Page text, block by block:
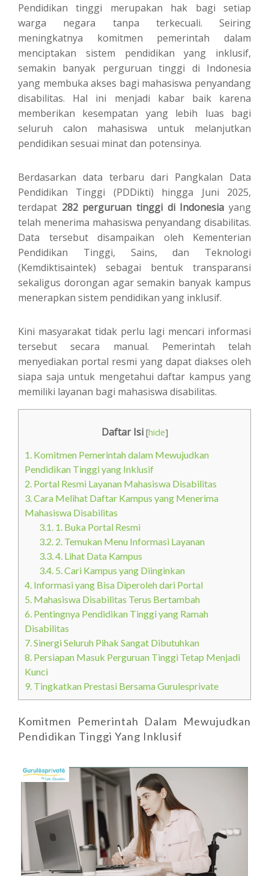
Pendidikan tinggi merupakan hak bagi setiap
warga negara tanpa terkecuali. Seiring
meningkatnya komitmen pemerintah dalam
menciptakan sistem pendidikan yang inklusif,
semakin banyak perguruan tinggi di Indonesia
yang membuka akses bagi mahasiswa penyandang
disabilitas. Hal ini menjadi kabar baik karena
memberikan kesempatan yang lebih luas bagi
seluruh calon mahasiswa untuk melanjutkan
pendidikan sesuai minat dan potensinya.
Berdasarkan data terbaru dari Pangkalan Data
Pendidikan Tinggi (PDDikti) hingga Juni 2025,
terdapat 282 perguruan tinggi di Indonesia yang
telah menerima mahasiswa penyandang disabilitas.
Data tersebut disampaikan oleh Kementerian
Pendidikan Tinggi, Sains, dan Teknologi
(Kemdiktisaintek) sebagai bentuk transparansi
sekaligus dorongan agar semakin banyak kampus
menerapkan sistem pendidikan yang inklusif.
Kini masyarakat tidak perlu lagi mencari informasi
tersebut secara manual. Pemerintah telah
menyediakan portal resmi yang dapat diakses oleh
siapa saja untuk mengetahui daftar kampus yang
memiliki layanan bagi mahasiswa disabilitas.
Daftar Isi [hide]
1. Komitmen Pemerintah dalam Mewujudkan
Pendidikan Tinggi yang Inklusif
2. Portal Resmi Layanan Mahasiswa Disabilitas
3.Cara Melihat Daftar Kampus yang Menerima
Mahasiswa Disabilitas
3.1. 1. Buka Portal Resmi
3.2. 2. Temukan Menu Informasi Layanan
3.3.4. Lihat Data Kampus
3.4. 5. Cari Kampus yang Diinginkan
4. Informasi yang Bisa Diperoleh dari Portal
5. Mahasiswa Disabilitas Terus Bertambah
6. Pentingnya Pendidikan Tinggi yang Ramah
Disabilitas
7.Sinergi Seluruh Pihak Sangat Dibutuhkan
8. Persiapan Masuk Perguruan Tinggi Tetap Menjadi
Kunci
9. Tingkatkan Prestasi Bersama Gurulesprivate
Komitmen Pemerintah Dalam Mewujudkan
Pendidikan Tinggi Yang Inklusif